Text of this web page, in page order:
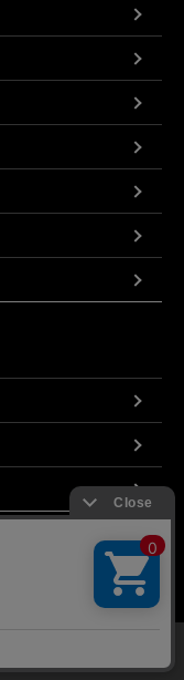
努め
ただ
可能
承諾する